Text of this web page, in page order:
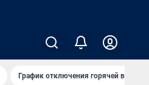
График отключения горячей воды в